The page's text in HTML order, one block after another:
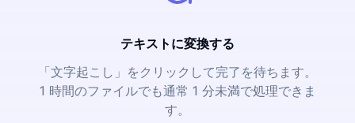
テキストに変換する
「文字起こし」をクリックして完了を待ちます。
1 時間のファイルでも通常 1 分未満で処理できま
す。